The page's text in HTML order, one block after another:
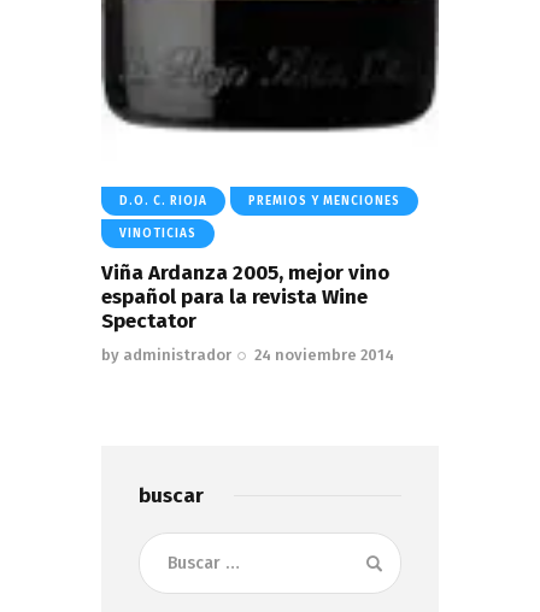
D.O. C. RIOJA PREMIOS Y MENCIONES
VINOTICIAS
Viña Ardanza 2005, mejor vino
español para la revista Wine
Spectator
by administrador 24 noviembre 2014
buscar
Buscar: